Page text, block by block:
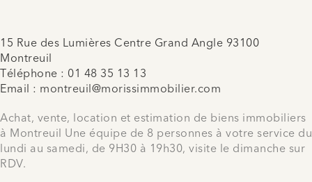
15 Rue des Lumières Centre Grand Angle 93100
Montreuil
Téléphone : 01 48 35 13 13
Email : montreuil@morissimmobilier.com
Achat, vente, location et estimation de biens immobiliers
à Montreuil Une équipe de 8 personnes à votre service du
lundi au samedi, de 9H30 à 19h30, visite le dimanche sur
RDV.